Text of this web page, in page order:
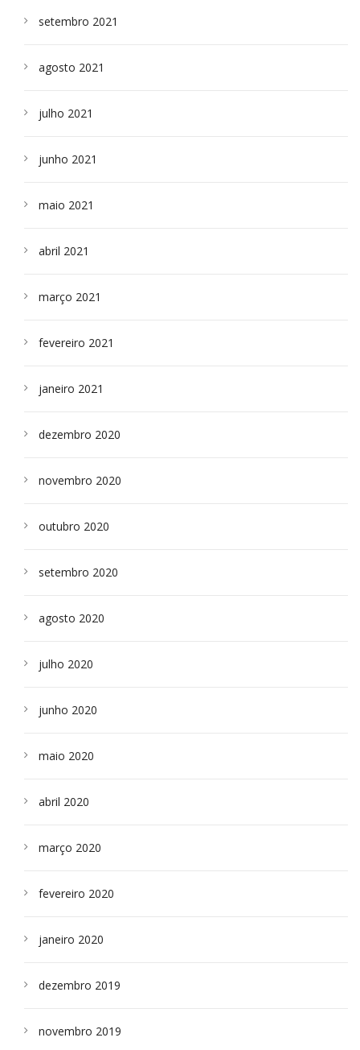
setembro 2021
agosto 2021
julho 2021
junho 2021
maio 2021
abril 2021
março 2021
fevereiro 2021
janeiro 2021
dezembro 2020
novembro 2020
outubro 2020
setembro 2020
agosto 2020
julho 2020
junho 2020
maio 2020
abril 2020
março 2020
fevereiro 2020
janeiro 2020
dezembro 2019
novembro 2019